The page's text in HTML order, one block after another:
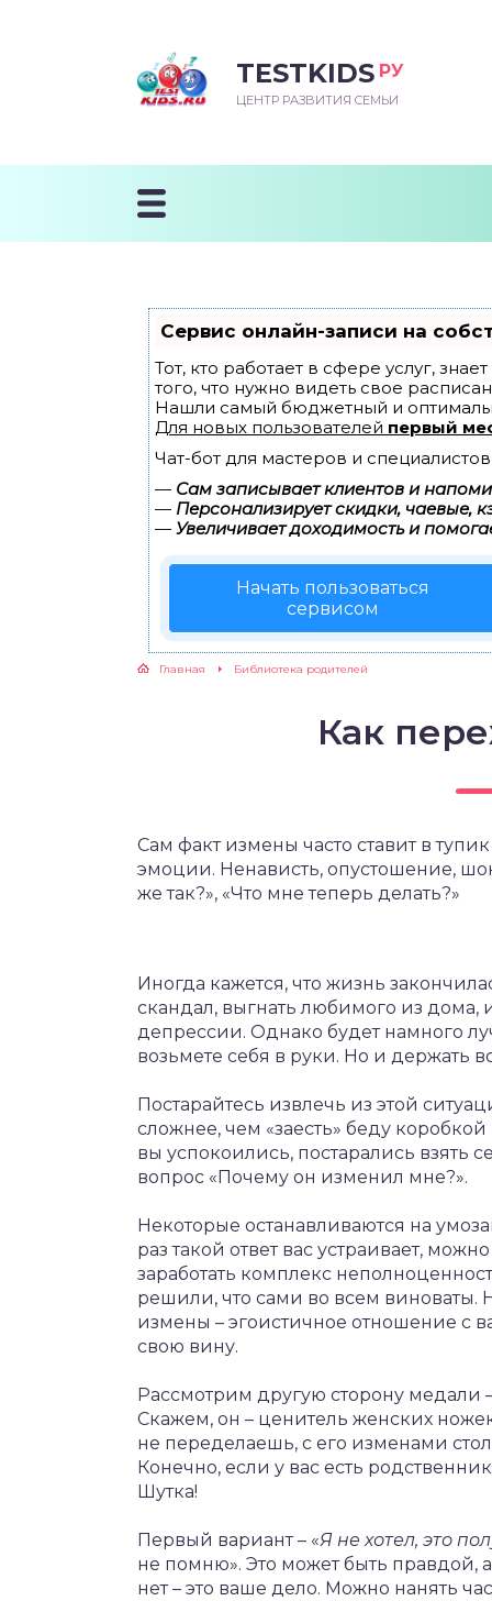
TESTKIDS РУ
ЦЕНТР РАЗВИТИЯ СЕМЬИ
Сервис онлайн-записи на
Тот, кто работает в сфере услуг,
того, что нужно видеть свое
Нашли самый бюджетный и
Для новых пользователей первый
Чат-бот для мастеров и
— Сам записывает клиентов и
— Персонализирует скидки, чаевые,
— Увеличивает доходимость и
Начать пользоваться
сервисом
Главная Библиотека родителей
Как
Сам факт измены часто ставит в
эмоции. Ненависть, опустошение,
же так?», «Что мне теперь делать?»
Иногда кажется, что жизнь
скандал, выгнать любимого из дома,
депрессии. Однако будет намного
возьмете себя в руки. Но и держать
Постарайтесь извлечь из этой
сложнее, чем «заесть» беду
вы успокоились, постарались взять
вопрос «Почему он изменил мне?».
Некоторые останавливаются на
раз такой ответ вас устраивает,
заработать комплекс
решили, что сами во всем виноваты.
измены – эгоистичное отношение с
свою вину.
Рассмотрим другую сторону медали
Скажем, он – ценитель женских
не переделаешь, с его изменами
Конечно, если у вас есть
Шутка!
Первый вариант – «Я не хотел, это
не помню». Это может быть правдой,
нет – это ваше дело. Можно нанять
МЕСЯЦ
ПЕРВОГО
УЧИТСЯ
ПОСЛЕ ГОДА
К ШКОЛЕ
ДОШКОЛЬНИКА
ШКОЛА
ШКОЛЬНИКА
ШКОЛЬНИКА